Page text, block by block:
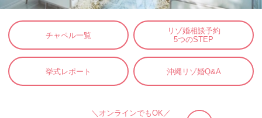
チャペル一覧
リゾ婚相談予約
5つのSTEP
挙式レポート 沖縄リゾ婚Q&A
＼オンラインでもOK／